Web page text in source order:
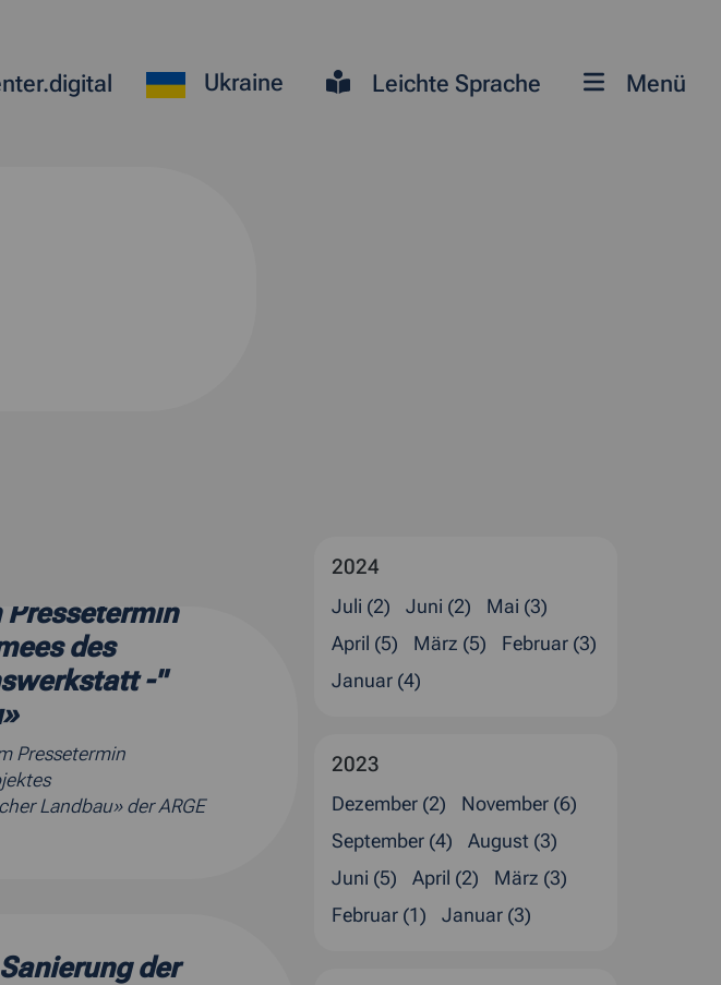
Ukraine Leichte Sprache Menü
des
-"
Pressetermin
Landbau» der ARGE
der
2024
Juli (2) Juni (2)
Mai (3)
April (5)
März (5)
Februar (3)
Januar (4)
2023
Dezember (2)
November (6)
September (4)
August (3)
Juni (5)
April (2)
März (3)
Februar (1)
Januar (3)